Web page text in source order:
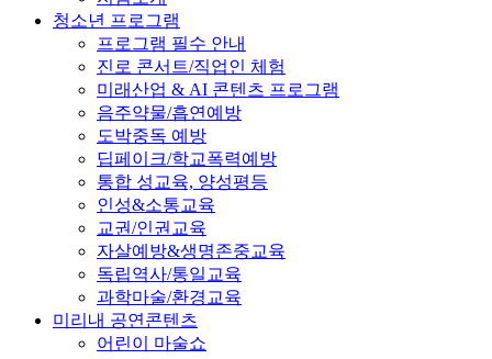
청소년 프로그램
프로그램 필수 안내
진로 콘서트/직업인 체험
미래산업 & AI 콘텐츠 프로그램
음주약물/흡연예방
도박중독 예방
딥페이크/학교폭력예방
통합 성교육, 양성평등
인성&소통교육
교권/인권교육
자살예방&생명존중교육
독립역사/통일교육
과학마술/환경교육
미리내 공연콘텐츠
어린이 마술쇼